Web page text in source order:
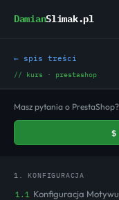
DamianSlimak.pl
← spis treści
// kurs · prestashop
Masz pytania o PrestaShop?
1. KONFIGURACJA
1.1 Konfiguracja